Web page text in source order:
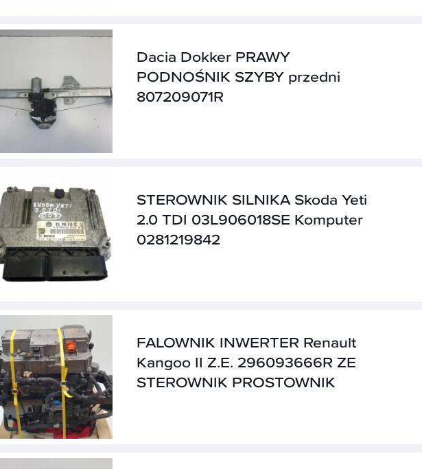
Dacia Dokker PRAWY
PODNOŚNIK SZYBY przedni
807209071R
STEROWNIK SILNIKA Skoda Yeti
2.0 TDI 03L906018SE Komputer
0281219842
FALOWNIK INWERTER Renault
Kangoo II Z.E. 296093666R ZE
STEROWNIK PROSTOWNIK